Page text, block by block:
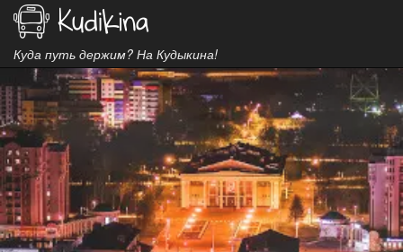
Куда путь держим? На Кудыкина!